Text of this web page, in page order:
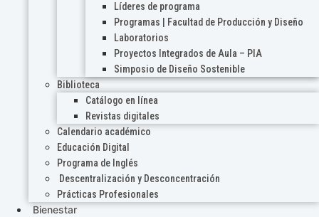
Líderes de programa
Programas | Facultad de Producción y Diseño
Laboratorios
Proyectos Integrados de Aula – PIA
Simposio de Diseño Sostenible
Biblioteca
Catálogo en línea
Revistas digitales
Calendario académico
Educación Digital
Programa de Inglés
Descentralización y Desconcentración
Prácticas Profesionales
Bienestar